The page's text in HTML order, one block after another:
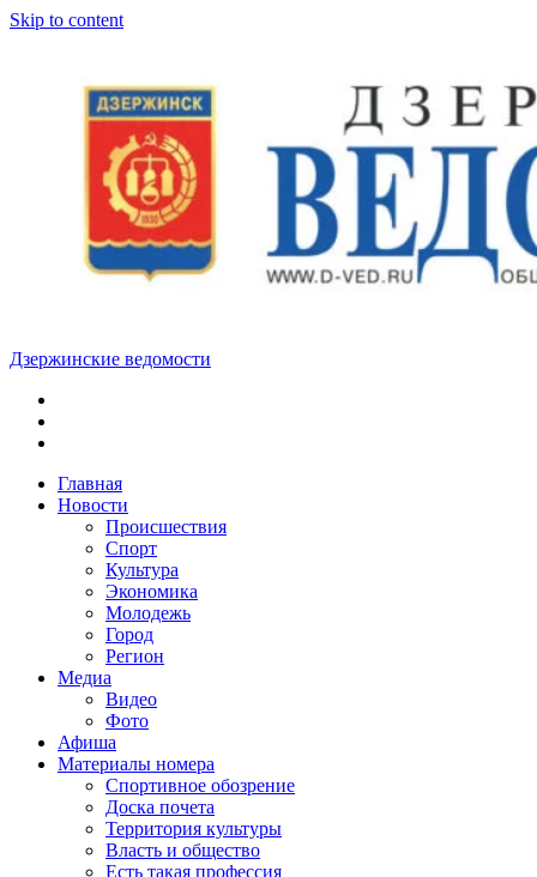
Skip to content
Дзержинские ведомости
ОБЩЕСТВЕННО-
ПОЛИТИЧЕСКАЯ
ГАЗЕТАГлавная
Новости
Происшествия
Спорт
Культура
Экономика
Молодежь
Город
Регион
Медиа
Видео
Фото
Афиша
Материалы номера
Спортивное обозрение
Доска почета
Территория культуры
Власть и общество
Есть такая профессия